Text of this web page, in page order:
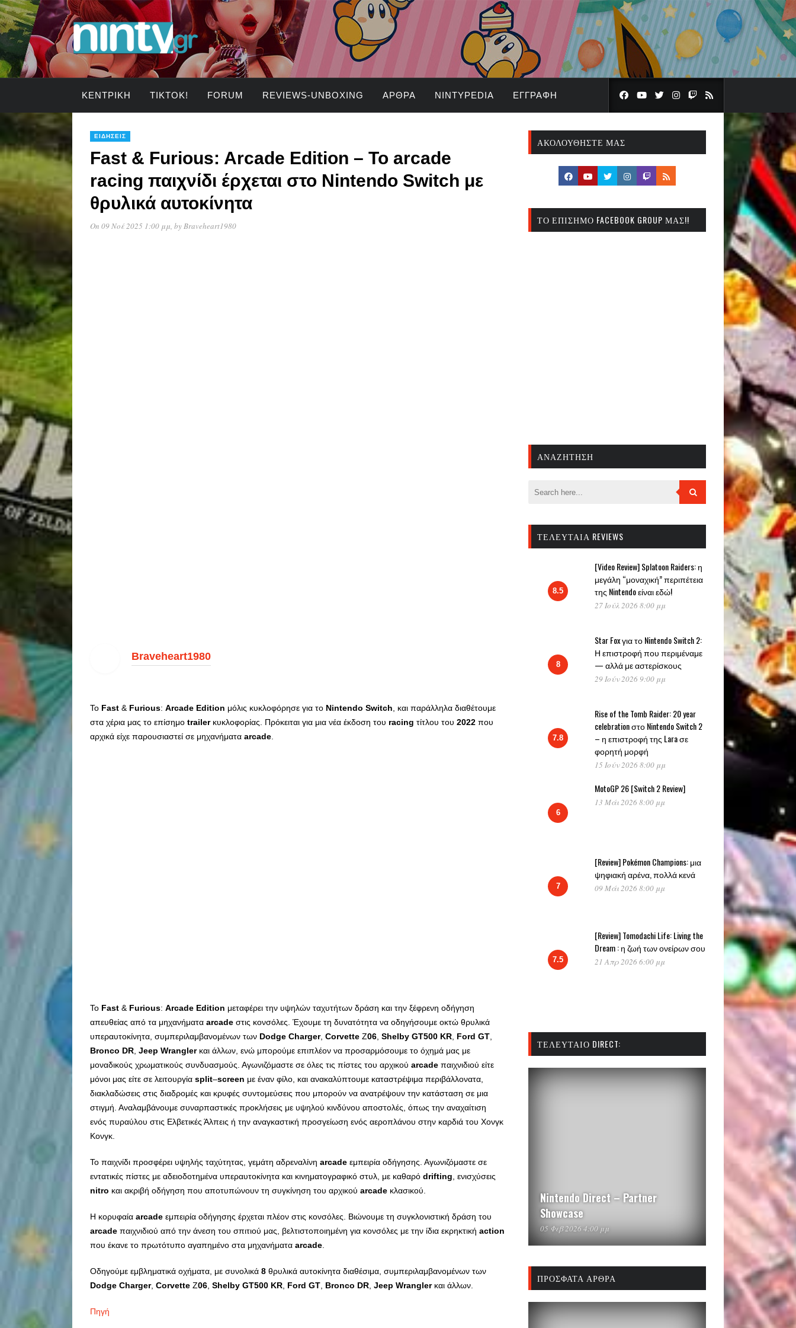
ΚΕΝΤΡΙΚΉ TIKTOK! FORUM REVIEWS-UNBOXING ΆΡΘΡΑ NINTYPEDIA ΕΓΓΡΑΦΉ
ΕΙΔΉΣΕΙΣ
Fast & Furious: Arcade Edition – Το arcade
racing παιχνίδι έρχεται στο Nintendo Switch με
θρυλικά αυτοκίνητα
On 09 Νοέ 2025 1:00 μμ, byBraveheart1980
Braveheart1980
Το Fast & Furious: Arcade Edition μόλις κυκλοφόρησε για το Nintendo Switch , και παράλληλα διαθέτουμε
στα χέρια μας το επίσημο trailerκυκλοφορίας. Πρόκειται για μια νέα έκδοση του racing τίτλου του 2022 που
αρχικά είχε παρουσιαστεί σε μηχανήματα arcade
Το Fast & Furious: Arcade Edition μεταφέρει την υψηλών ταχυτήτων δράση και την ξέφρενη οδήγηση
απευθείας από τα μηχανήματα arcade στις κονσόλες. Έχουμε τη δυνατότητα να οδηγήσουμε οκτώ θρυλικά
υπεραυτοκίνητα, συμπεριλαμβανομένων των Dodge Charger, Corvette Z06 Shelby GT500 KR Ford GT
Bronco DR Jeep Wranglerκαι άλλων, ενώ μπορούμε επιπλέον να προσαρμόσουμε το όχημά μας με
μοναδικούς χρωματικούς συνδυασμούς. Αγωνιζόμαστε σε όλες τις πίστες του αρχικού arcade παιχνιδιού είτε
μόνοι μας είτε σε λειτουργία split–screen με έναν φίλο, και ανακαλύπτουμε καταστρέψιμα περιβάλλονατα,
διακλαδώσεις στις διαδρομές και κρυφές συντομεύσεις που μπορούν να ανατρέψουν την κατάσταση σε μια
στιγμή. Αναλαμβάνουμε συναρπαστικές προκλήσεις με υψηλού κινδύνου αποστολές, όπως την αναχαίτιση
ενός πυραύλου στις Ελβετικές Άλπεις ή την αναγκαστική προσγείωση ενός αεροπλάνου στην καρδιά του Χονγκ
Κονγκ.
Το παιχνίδι προσφέρει υψηλής ταχύτητας, γεμάτη αδρεναλίνη arcade εμπειρία οδήγησης. Αγωνιζόμαστε σε
εντατικές πίστες με αδειοδοτημένα υπεραυτοκίνητα και κινηματογραφικό στυλ, με καθαρό drifting , ενισχύσεις
nitro και ακριβή οδήγηση που αποτυπώνουν τη συγκίνηση του αρχικού arcade κλασικού.
Η κορυφαία arcade εμπειρία οδήγησης έρχεται πλέον στις κονσόλες. Βιώνουμε τη συγκλονιστική δράση του
arcade παιχνιδιού από την άνεση του σπιτιού μας, βελτιστοποιημένη για κονσόλες με την ίδια εκρηκτική action
που έκανε το πρωτότυπο αγαπημένο στα μηχανήματα arcade
Οδηγούμε εμβληματικά οχήματα, με συνολικά 8 θρυλικά αυτοκίνητα διαθέσιμα, συμπεριλαμβανομένων των
Dodge Charger, Corvette Z06 Shelby GT500 KR Ford GT Bronco DR Jeep Wranglerκαι άλλων.
Πηγή
ΑΚΟΛΟΥΘΉΣΤΕ ΜΑΣ
ΤΟ ΕΠΊΣΗΜΟ FACEBOOK GROUP ΜΑΣ!!
ΑΝΑΖΉΤΗΣΗ
ΤΕΛΕΥΤΑΊΑ REVIEWS
8.5
[Video Review] Splatoon Raiders: η
μεγάλη “μοναχική” περιπέτεια
της Nintendo είναι εδώ!
27 Ιούλ 2026 8:00 μμ
8
Star Fox για το Nintendo Switch 2:
Η επιστροφή που περιμέναμε
— αλλά με αστερίσκους
29 Ιούν 2026 9:00 μμ
7.8
Rise of the Tomb Raider: 20 year
celebration στο Nintendo Switch 2
– η επιστροφή της Lara σε
φορητή μορφή
15 Ιούν 2026 8:00 μμ
6
MotoGP 26 [Switch 2 Review]
13 Μάι 2026 8:00 μμ
7
[Review] Pokémon Champions: μια
ψηφιακή αρένα, πολλά κενά
09 Μάι 2026 8:00 μμ
7.5
[Review] Tomodachi Life: Living the
Dream : η ζωή των ονείρων σου
21 Απρ 2026 6:00 μμ
ΤΕΛΕΥΤΑΊΟ DIRECT:
Nintendo Direct – Partner
Showcase
05 Φεβ 2026 4:00 μμ
ΠΡΌΣΦΑΤΑ ΆΡΘΡΑ